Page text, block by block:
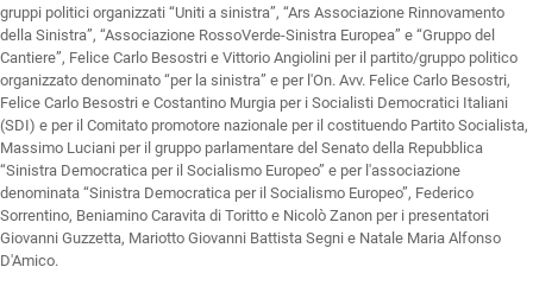
gruppi politici organizzati “Uniti a sinistra”, “Ars Associazione Rinnovamento
della Sinistra”, “Associazione RossoVerde-Sinistra Europea” e “Gruppo del
Cantiere”, Felice Carlo Besostri e Vittorio Angiolini per il partito/gruppo politico
organizzato denominato “per la sinistra” e per l'On. Avv. Felice Carlo Besostri,
Felice Carlo Besostri e Costantino Murgia per i Socialisti Democratici Italiani
(SDI) e per il Comitato promotore nazionale per il costituendo Partito Socialista,
Massimo Luciani per il gruppo parlamentare del Senato della Repubblica
“Sinistra Democratica per il Socialismo Europeo” e per l'associazione
denominata “Sinistra Democratica per il Socialismo Europeo”, Federico
Sorrentino, Beniamino Caravita di Toritto e Nicolò Zanon per i presentatori
Giovanni Guzzetta, Mariotto Giovanni Battista Segni e Natale Maria Alfonso
D'Amico.